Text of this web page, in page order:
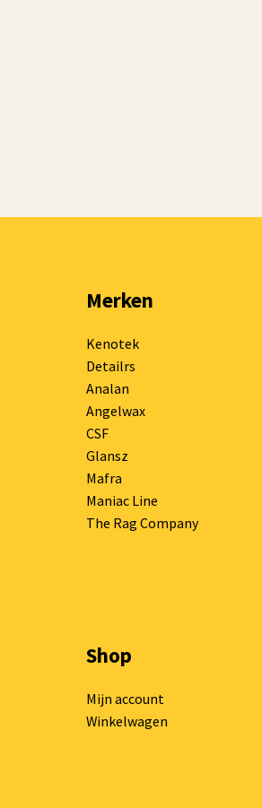
Merken
Kenotek
Detailrs
Analan
Angelwax
CSF
Glansz
Mafra
Maniac Line
The Rag Company
Shop
Mijn account
Winkelwagen